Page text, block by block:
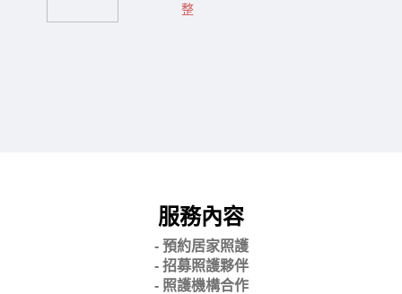
整
服務內容
- 預約居家照護
- 招募照護夥伴
- 照護機構合作